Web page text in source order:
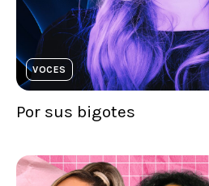
VOCES
Por sus bigotes